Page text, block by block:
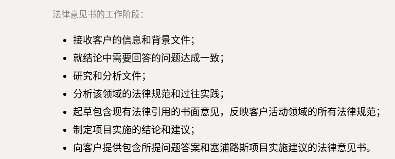
法律意见书的工作阶段：
接收客户的信息和背景文件；
就结论中需要回答的问题达成一致；
研究和分析文件；
分析该领域的法律规范和过往实践；
起草包含现有法律引用的书面意见，反映客户活动领域的所有法律规范；
制定项目实施的结论和建议；
向客户提供包含所提问题答案和塞浦路斯项目实施建议的法律意见书。